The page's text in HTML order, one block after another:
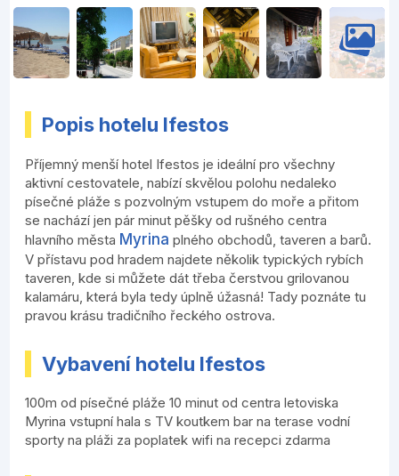
Popis hotelu Ifestos
Příjemný menší hotel Ifestos je ideální pro všechny
aktivní cestovatele, nabízí skvělou polohu nedaleko
písečné pláže s pozvolným vstupem do moře a přitom
se nachází jen pár minut pěšky od rušného centra
hlavního města Myrina plného obchodů, taveren a barů.
V přístavu pod hradem najdete několik typických rybích
taveren, kde si můžete dát třeba čerstvou grilovanou
kalamáru, která byla tedy úplně úžasná! Tady poznáte tu
pravou krásu tradičního řeckého ostrova.
Vybavení hotelu Ifestos
100m od písečné pláže 10 minut od centra letoviska
Myrina vstupní hala s TV koutkem bar na terase vodní
sporty na pláži za poplatek wifi na recepci zdarma